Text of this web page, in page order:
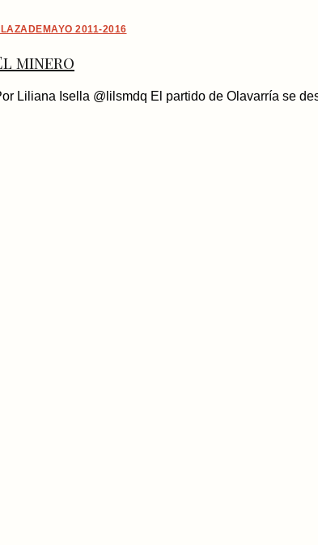
2011-2016
minero
Liliana Isella @lilsmdq El partido de Olavarría se